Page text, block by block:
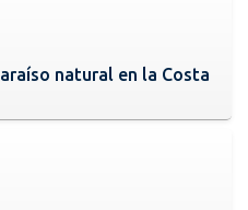
natural en la Costa